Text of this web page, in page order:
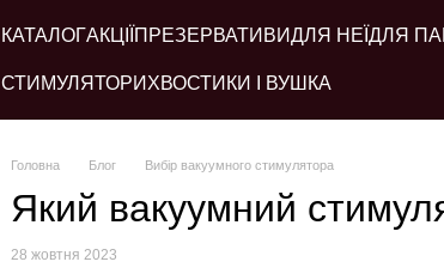
КАТАЛОГАКЦІЇ ПРЕЗЕРВАТИВИДЛЯ НЕЇ ДЛЯ
СТИМУЛЯТОРИ ХВОСТИКИ І ВУШКА
Головна Блог Вибір вакуумного стимулятора
Який вакуумний
28 жовтня 2023